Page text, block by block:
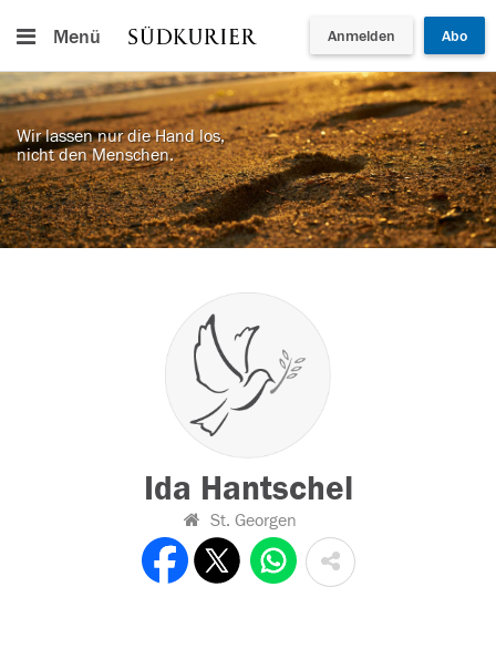
Menü Anmelden Abo
Wir lassen nur die Hand los,
nicht den Menschen.
Ida Hantschel
St. Georgen